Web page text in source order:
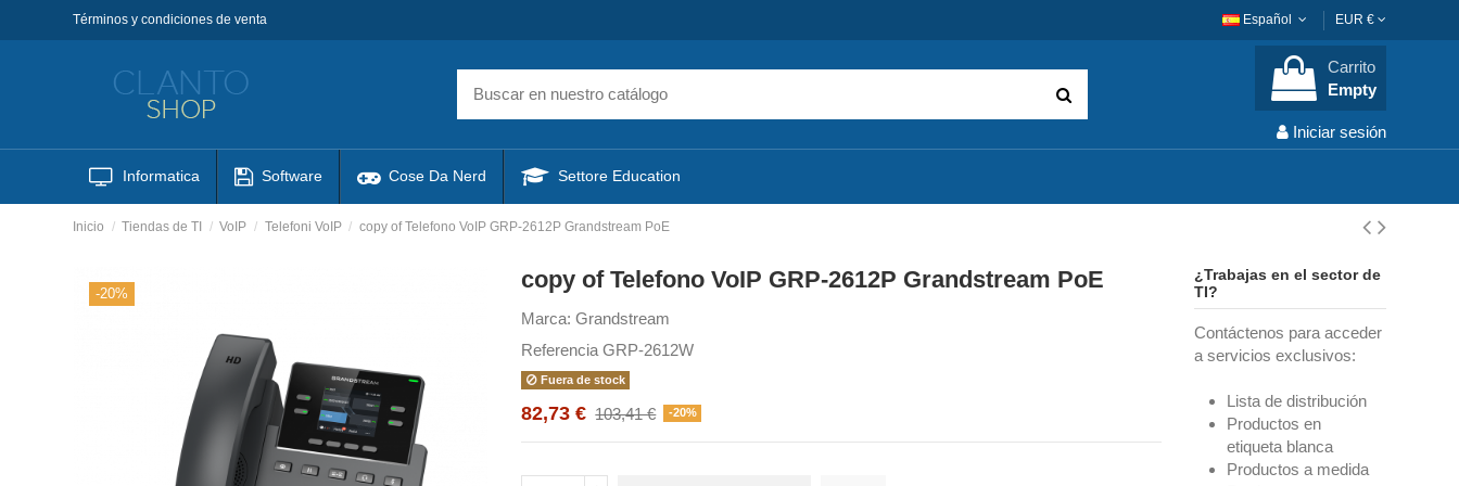
Términos y condiciones de venta Español EUR €
Carrito
Empty
Iniciar sesión
Informatica Software Cose Da Nerd Settore Education
Inicio Tiendas de TI VoIP Telefoni VoIP copy of Telefono VoIP GRP-2612P Grandstream PoE
-20%
copy of Telefono VoIP GRP-2612P Grandstream PoE
Marca: Grandstream
Referencia GRP-2612W
Fuera de stock
82,73 € 103,41 € -20%
¿Trabajas en el sector de
TI?
Contáctenos para acceder
a servicios exclusivos:
Lista de distribución
Productos en
etiqueta blanca
Productos a medida